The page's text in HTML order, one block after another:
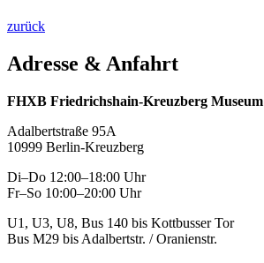
zurück
Adresse & Anfahrt
FHXB Friedrichshain-Kreuzberg Museum
Adalbertstraße 95A
10999 Berlin-Kreuzberg
Di–Do 12:00–18:00 Uhr
Fr–So 10:00–20:00 Uhr
U1, U3, U8, Bus 140 bis Kottbusser Tor
Bus M29 bis Adalbertstr. / Oranienstr.